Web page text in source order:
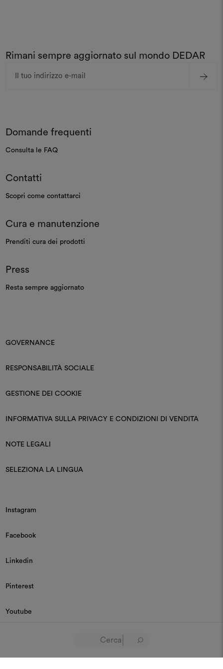
Rimani sempre aggiornato sul mondo DEDAR
Domande frequenti
Consulta le FAQ
Contatti
Scopri come contattarci
Cura e manutenzione
Prenditi cura dei prodotti
Press
Resta sempre aggiornato
GOVERNANCE
RESPONSABILITÀ SOCIALE
GESTIONE DEI COOKIE
INFORMATIVA SULLA PRIVACY E CONDIZIONI DI VENDITA
NOTE LEGALI
SELEZIONA LA LINGUA
Instagram
Facebook
Linkedin
Pinterest
Youtube
© 2026 Dedar P.IVA 03187590157